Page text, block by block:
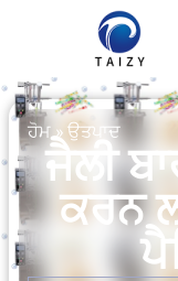
ਹੋਮ»ਉਤਪਾਦ
ਜੈਲੀ
ਕਰਨ